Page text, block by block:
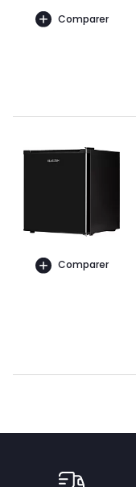
Comparer
Comparer